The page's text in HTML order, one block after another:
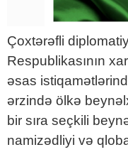
Çoxtərəfli
Respublikasının
əsas
ərzində ölkə
bir sıra seçkili
namizədliyi və